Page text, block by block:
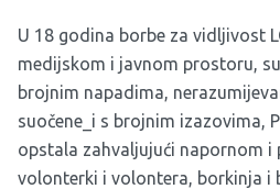
U 18 godina borbe za vidljivost
medijskom i javnom prostoru,
brojnim napadima,
suočene_i s brojnim izazovima,
opstala zahvaljujući napornom i
volonterki i volontera, borkinja i